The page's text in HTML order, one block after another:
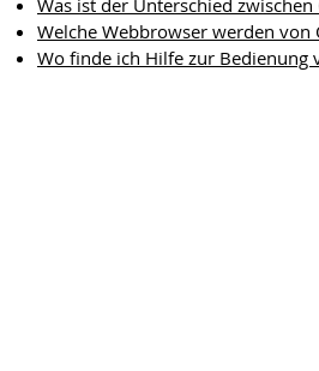
Was ist der Unterschied
Welche Webbrowser werden
Wo finde ich Hilfe zur Bedienung